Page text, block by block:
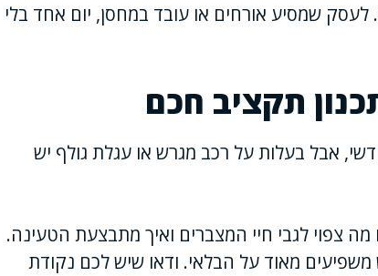
שמסיע אורחים או עובד במחסן, יום אחד בלי
תקציב חכם
אבל בעלות על רכב מגרש או עגלת גולף יש
צפוי לגבי חיי המצברים ואיך מתבצעת הטעינה.
משפיעים מאוד על הבלאי. ודאו שיש לכם נקודת